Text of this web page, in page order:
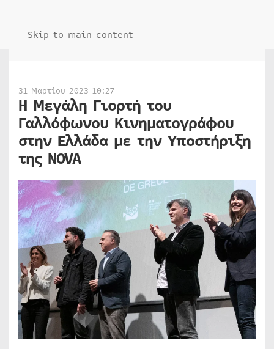
Skip to main content
31 Μαρτίου 2023 10:27
Η Μεγάλη Γιορτή του
Γαλλόφωνου Κινηματογράφου
στην Ελλάδα με την Υποστήριξη
της NOVA